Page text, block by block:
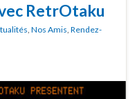
RetrOtaku
, Nos Amis, Rendez-